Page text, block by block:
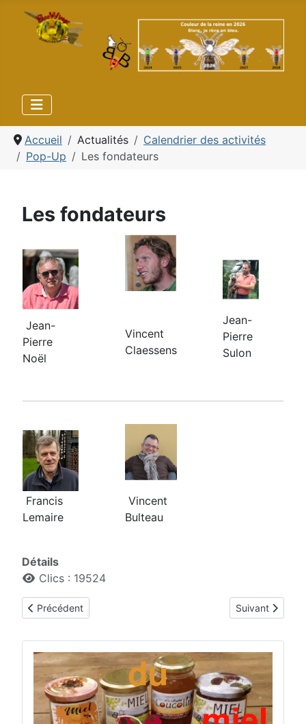
Accueil Actualités
Calendrier des activités
Pop-Up
Les fondateurs
Les fondateurs
Jean-
Pierre
Noël
Vincent
Claessens
Jean-
Pierre
Sulon
Francis
Lemaire
Vincent
Bulteau
Détails
Clics : 19524
Article précédent : Plantes toxiques
Précédent Article suivant
Suivant